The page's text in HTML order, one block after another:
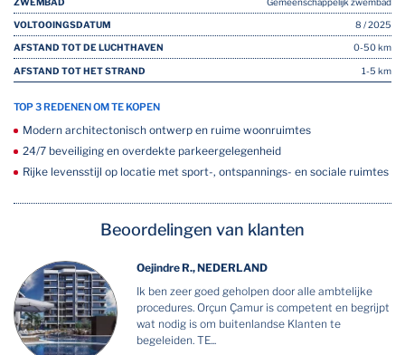
VOLTOOINGSDATUM 8 / 2025
AFSTAND TOT DE LUCHTHAVEN 0-50 km
AFSTAND TOT HET STRAND 1-5 km
TOP 3 REDENEN OM TE KOPEN
Modern architectonisch ontwerp en ruime woonruimtes
24/7 beveiliging en overdekte parkeergelegenheid
Rijke levensstijl op locatie met sport-, ontspannings- en sociale ruimtes
Beoordelingen van klanten
Oejindre R., NEDERLAND
Ik ben zeer goed geholpen door alle ambtelijke
procedures. Orçun Çamur is competent en begrijpt
wat nodig is om buitenlandse Klanten te
begeleiden. TE...